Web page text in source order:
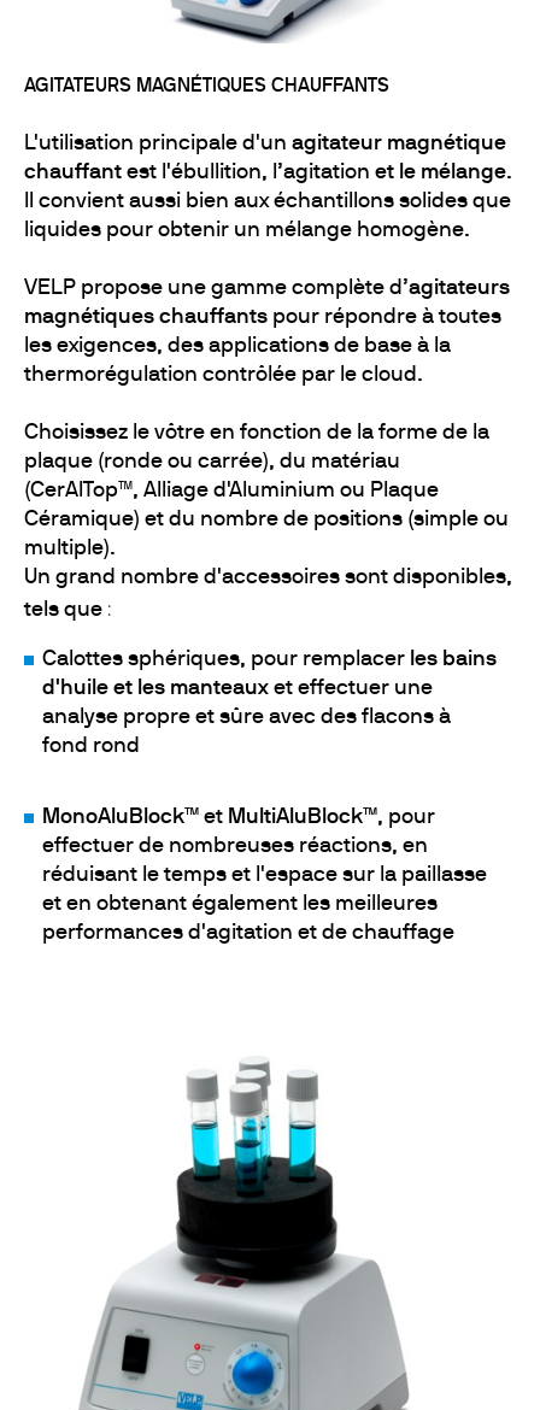
AGITATEURS MAGNÉTIQUES CHAUFFANTS
L'utilisation principale d'un agitateur magnétique
chauffant est l'ébullition, l’agitation et le mélange.
Il convient aussi bien aux échantillons solides que
liquides pour obtenir un mélange homogène.
VELP propose une gamme complète d’agitateurs
magnétiques chauffants pour répondre à toutes
les exigences, des applications de base à la
thermorégulation contrôlée par le cloud.
Choisissez le vôtre en fonction de la forme de la
plaque (ronde ou carrée), du matériau
(CerAlTop™, Alliage d'Aluminium ou Plaque
Céramique) et du nombre de positions (simple ou
multiple).
Un grand nombre d'accessoires sont disponibles,
tels que :
Calottes sphériques, pour remplacer les bains
d'huile et les manteaux et effectuer une
analyse propre et sûre avec des flacons à
fond rond
MonoAluBlock™ et MultiAluBlock™, pour
effectuer de nombreuses réactions, en
réduisant le temps et l'espace sur la paillasse
et en obtenant également les meilleures
performances d'agitation et de chauffage